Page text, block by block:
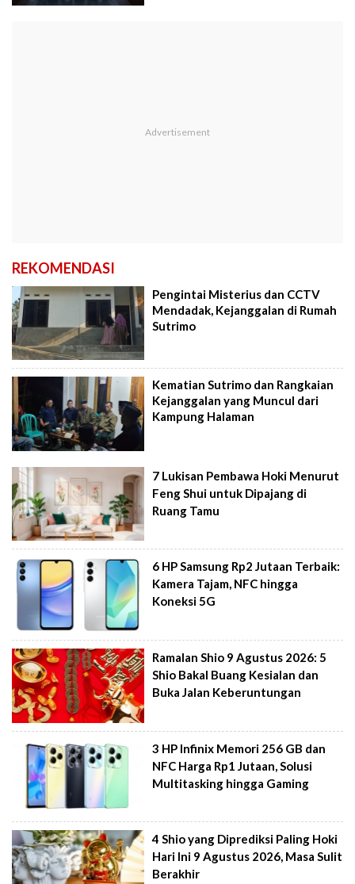
REKOMENDASI
Pengintai Misterius dan CCTV
Mendadak, Kejanggalan di Rumah
Sutrimo
Kematian Sutrimo dan Rangkaian
Kejanggalan yang Muncul dari
Kampung Halaman
7 Lukisan Pembawa Hoki Menurut
Feng Shui untuk Dipajang di
Ruang Tamu
6 HP Samsung Rp2 Jutaan Terbaik:
Kamera Tajam, NFC hingga
Koneksi 5G
Ramalan Shio 9 Agustus 2026: 5
Shio Bakal Buang Kesialan dan
Buka Jalan Keberuntungan
3 HP Infinix Memori 256 GB dan
NFC Harga Rp1 Jutaan, Solusi
Multitasking hingga Gaming
4 Shio yang Diprediksi Paling Hoki
Hari Ini 9 Agustus 2026, Masa Sulit
Berakhir